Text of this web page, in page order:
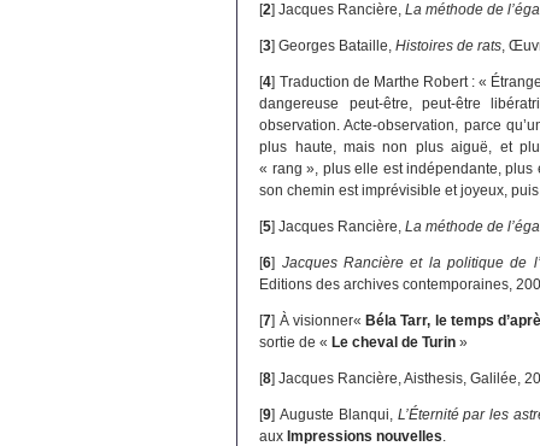
[2]Jacques Rancière,La méthode de
[3]Georges Bataille,Histoires de rats,
[4] Traduction de Marthe Robert : «
dangereuse peut-être, peut-être
observation. Acte-observation, parce
plus haute, mais non plus aiguë, et
« rang », plus elle est indépendante,
son chemin est imprévisible et joyeux,
[5]Jacques Rancière,La méthode de
[6] Jacques Rancière et la politique de
Editions des archives contemporaines,
[7] À visionner« Béla Tarr, le temps
sortie de « Le cheval de Turin »
[8]Jacques Rancière, Aisthesis, Galilée,
[9]Auguste Blanqui, L’Éternité par les
aux Impressions nouvelles.